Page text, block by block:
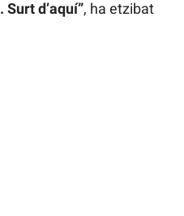
d’aquí”, ha etzibat